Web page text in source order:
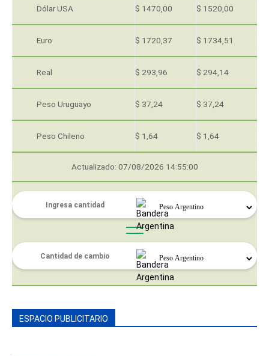
Dólar USA $ 1470,00 $ 1520,00
Euro $ 1720,37 $ 1734,51
Real $ 293,96 $ 294,14
Peso Uruguayo $ 37,24 $ 37,24
Peso Chileno $ 1,64 $ 1,64
Actualizado: 07/08/2026 14:55:00
ESPACIO PUBLICITARIO